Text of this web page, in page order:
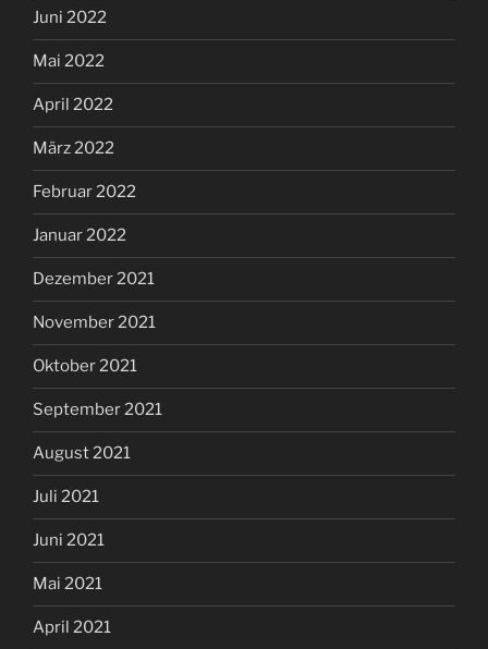
Juni 2022
Mai 2022
April 2022
März 2022
Februar 2022
Januar 2022
Dezember 2021
November 2021
Oktober 2021
September 2021
August 2021
Juli 2021
Juni 2021
Mai 2021
April 2021